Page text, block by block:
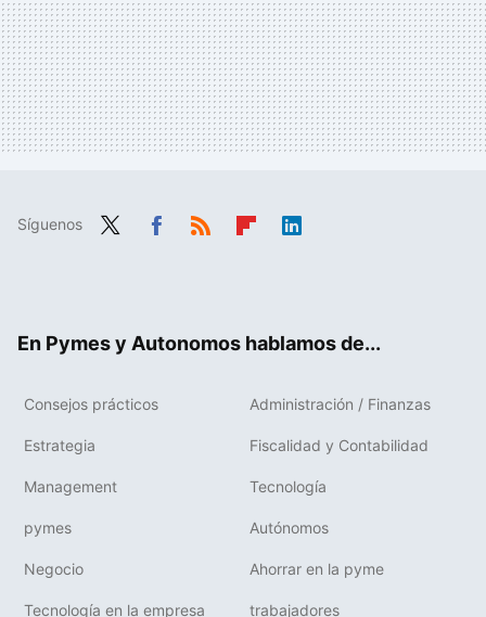
Síguenos
En Pymes y Autonomos hablamos de...
Consejos prácticos Administración / Finanzas
Estrategia Fiscalidad y Contabilidad
Management Tecnología
pymes Autónomos
Negocio Ahorrar en la pyme
Tecnología en la empresa trabajadores